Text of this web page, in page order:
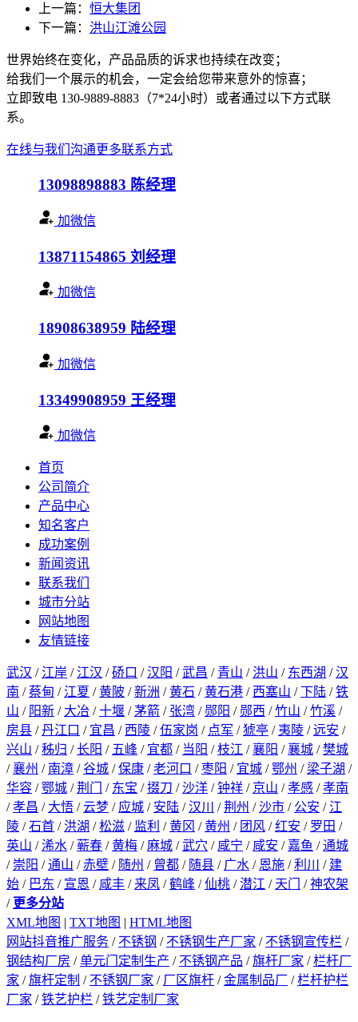
上一篇： 恒大集团
下一篇： 洪山江滩公园
世界始终在变化，产品品质的诉求也持续在改变；
给我们一个展示的机会，一定会给您带来意外的惊喜；
立即致电 130-9889-8883（7*24小时）或者通过以下方式联
系。
在线与我们沟通更多联系方式
13098898883 陈经理
加微信
13871154865 刘经理
加微信
18908638959 陆经理
加微信
13349908959 王经理
加微信
首页
公司简介
产品中心
知名客户
成功案例
新闻资讯
联系我们
城市分站
网站地图
友情链接
武汉 / 江岸 / 江汉 /硚口 /汉阳 /武昌 / 青山 / 洪山 / 东西湖 /汉
南 /蔡甸 / 江夏 /黄陂 /新洲 /黄石 /黄石港 / 西塞山 /下陆 /铁
山 / 阳新 / 大冶 /十堰 /茅箭 / 张湾 / 郧阳 / 郧西 /竹山 /竹溪 /
房县 /丹江口 / 宜昌 / 西陵 /伍家岗 / 点军 /猇亭 / 夷陵 /远安 /
兴山 /秭归 /长阳 / 五峰 / 宜都 / 当阳 /枝江 /襄阳 /襄城 /樊城
/襄州 / 南漳 /谷城 /保康 /老河口 /枣阳 / 宜城 /鄂州 / 梁子湖 /
华容 /鄂城 /荆门 / 东宝 /掇刀 /沙洋 /钟祥 / 京山 /孝感 /孝南
/孝昌 / 大悟 /云梦 / 应城 / 安陆 /汉川 /荆州 /沙市 / 公安 / 江
陵 /石首 / 洪湖 /松滋 / 监利 /黄冈 /黄州 / 团风 /红安 / 罗田 /
英山 /浠水 /蕲春 /黄梅 / 麻城 /武穴 / 咸宁 / 咸安 / 嘉鱼 /通城
/ 崇阳 /通山 /赤壁 / 随州 / 曾都 / 随县 / 广水 / 恩施 /利川 / 建
始 / 巴东 / 宣恩 / 咸丰 / 来凤 /鹤峰 /仙桃 /潜江 / 天门 /神农架
/ 更多分站
XML地图 | TXT地图 | HTML地图
网站抖音推广服务 / 不锈钢 / 不锈钢生产厂家 / 不锈钢宣传栏 /
钢结构厂房 /单元门定制生产 / 不锈钢产品 /旗杆厂家 /栏杆厂
家 /旗杆定制 / 不锈钢厂家 / 厂区旗杆 /金属制品厂 /栏杆护栏
厂家 /铁艺护栏 /铁艺定制厂家